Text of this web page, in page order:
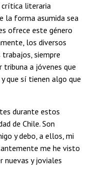
crítica literaria
la forma asumida sea
ofrece este género
los diversos
siempre
tribuna a jóvenes que
que sí tienen algo que
durante estos
de Chile. Son
y debo, a ellos, mi
me he visto
nuevas y joviales